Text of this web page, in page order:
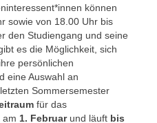
können
sowie von 18.00 Uhr bis
den Studiengang und seine
es die Möglichkeit, sich
persönlichen
eine Auswahl an
Sommersemester
für das
am 1. Februar und läuft bis